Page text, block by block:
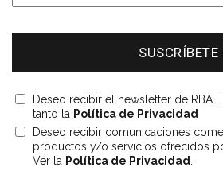
Deseo recibir el newsletter de RBA
tanto la Política de Privacidad
Deseo recibir comunicaciones
productos y/o servicios ofrecidos
Ver la Política de Privacidad